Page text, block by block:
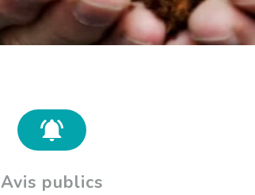
Avis publics